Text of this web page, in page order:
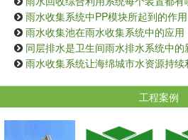
雨水收集系统中PP模块所起到的作用
雨水收集池在雨水收集系统中的应用
同层排水是卫生间雨水排水系统中的
雨水收集系统让海绵城市水资源持续
工程案例